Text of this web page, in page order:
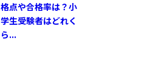
格点や合格率は？小
学生受験者はどれく
ら...